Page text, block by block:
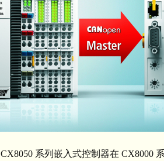
系列嵌入式控制器在 CX8000